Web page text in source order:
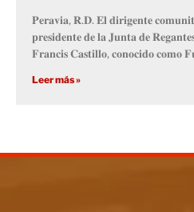
𝐏𝐞𝐫𝐚𝐯𝐢𝐚, 𝐑.𝐃. 𝐄𝐥 𝐝𝐢𝐫𝐢𝐠𝐞𝐧𝐭𝐞
𝐩𝐫𝐞𝐬𝐢𝐝𝐞𝐧𝐭𝐞 𝐝𝐞 𝐥𝐚 𝐉𝐮𝐧𝐭𝐚 𝐝𝐞
𝐅𝐫𝐚𝐧𝐜𝐢𝐬 𝐂𝐚𝐬𝐭𝐢𝐥𝐥𝐨, 𝐜𝐨𝐧𝐨𝐜𝐢𝐝𝐨 𝐜𝐨𝐦𝐨
Leer más »